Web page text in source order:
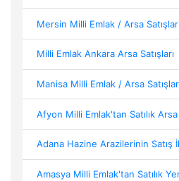
Mersin Milli Emlak / Arsa Satışları
Milli Emlak Ankara Arsa Satışları
Manisa Milli Emlak / Arsa
Afyon Milli Emlak'tan Satılık
Adana Hazine Arazilerinin Satış
Amasya Milli Emlak'tan Satılık